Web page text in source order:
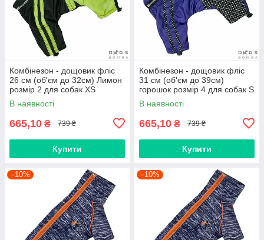
Комбінезон - дощовик фліс
26 см (об'єм до 32см) Лимон
розмір 2 для собак XS
В наявності
665,10 ₴ 739 ₴
Купити
Комбінезон - дощовик фліс
31 см (об'єм до 39см)
горошок розмір 4 для собак S
В наявності
665,10 ₴ 739 ₴
Купити
–10% –10%